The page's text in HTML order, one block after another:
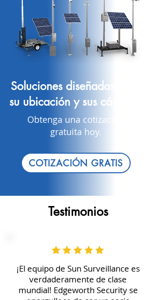
Soluciones diseñadas para
su ubicación y sus cámaras
Obtenga una cotización
gratuita hoy.
COTIZACIÓN GRATIS
Testimonios
¡El equipo de Sun Surveillance es
verdaderamente de clase
mundial! Edgeworth Security se